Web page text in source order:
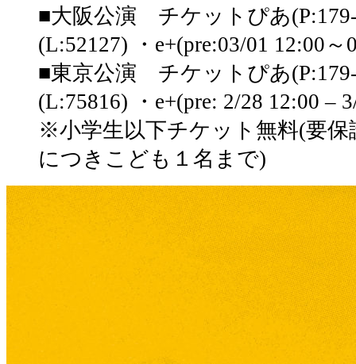
■大阪公演 チケットぴあ
(L:52127) ・e+(pre:03/01 12:00～
■東京公演 チケットぴあ
(L:75816) ・e+(pre: 2/28 12:00 –
※小学生以下チケット無料(要保
につきこども１名まで)